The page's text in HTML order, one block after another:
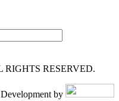
RIGHTS RESERVED.
by